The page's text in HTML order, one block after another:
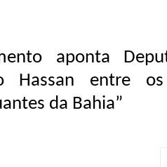
aponta
Hassan entre
da Bahia”